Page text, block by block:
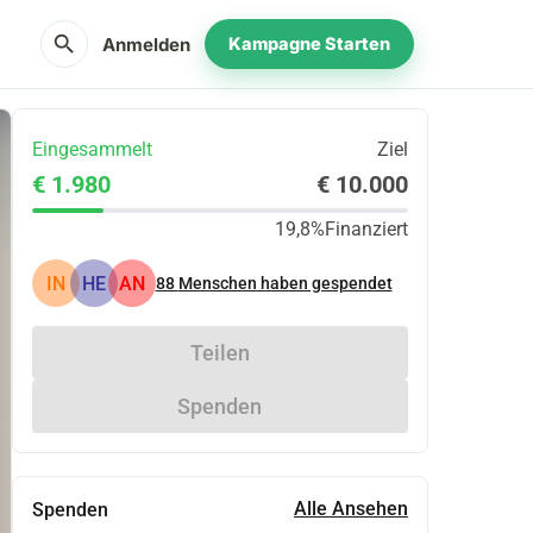
search Anmelden Kampagne Starten
Eingesammelt Ziel
€ 1.980 € 10.000
19,8%Finanziert
IN HE AN 88 Menschen haben gespendet
Teilen
Spenden
Spenden Alle Ansehen